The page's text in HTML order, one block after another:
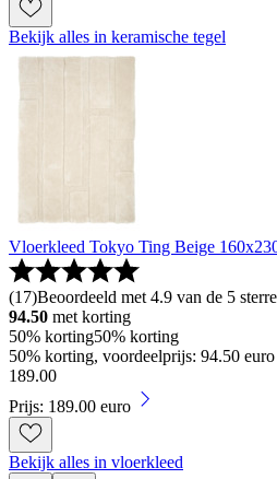
Bekijk alles in keramische tegel
Vloerkleed Tokyo Ting Beige
(17)Beoordeeld met 4.9 van de 5
94.50 met korting
50% korting50% korting
50% korting, voordeelprijs: 94.50
189.00
Prijs: 189.00 euro
Bekijk alles in vloerkleed